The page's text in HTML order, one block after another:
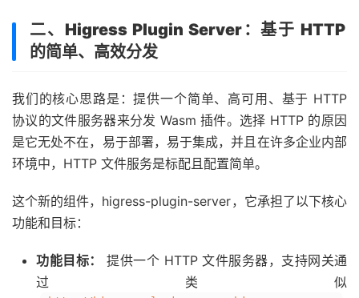
二、Higress Plugin Server：基于 HTTP
的简单、高效分发
我们的核心思路是：提供一个简单、高可用、基于 HTTP
协议的文件服务器来分发 Wasm 插件。选择 HTTP 的原因
是它无处不在，易于部署，易于集成，并且在许多企业内部
环境中，HTTP 文件服务是标配且配置简单。
这个新的组件，higress-plugin-server，它承担了以下核心
功能和目标：
功能目标：
提供一个 HTTP 文件服务器，支持网关通
过类似